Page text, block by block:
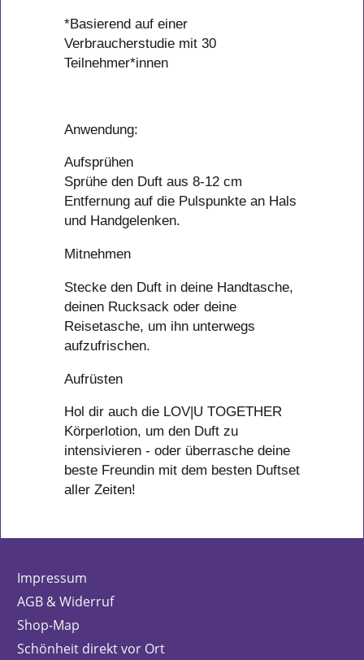
*Basierend auf einer
Verbraucherstudie mit 30
Teilnehmer*innen
Anwendung:
Aufsprühen
Sprühe den Duft aus 8-12 cm
Entfernung auf die Pulspunkte an Hals
und Handgelenken.
Mitnehmen
Stecke den Duft in deine Handtasche,
deinen Rucksack oder deine
Reisetasche, um ihn unterwegs
aufzufrischen.
Aufrüsten
Hol dir auch die LOV|U TOGETHER
Körperlotion, um den Duft zu
intensivieren - oder überrasche deine
beste Freundin mit dem besten Duftset
aller Zeiten!
Impressum
AGB & Widerruf
Shop-Map
Schönheit direkt vor Ort